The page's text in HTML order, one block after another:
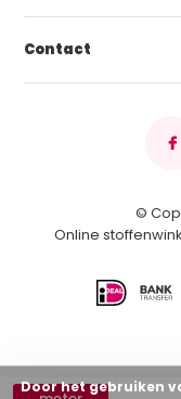
Contact
©
Online
Door het gebruiken